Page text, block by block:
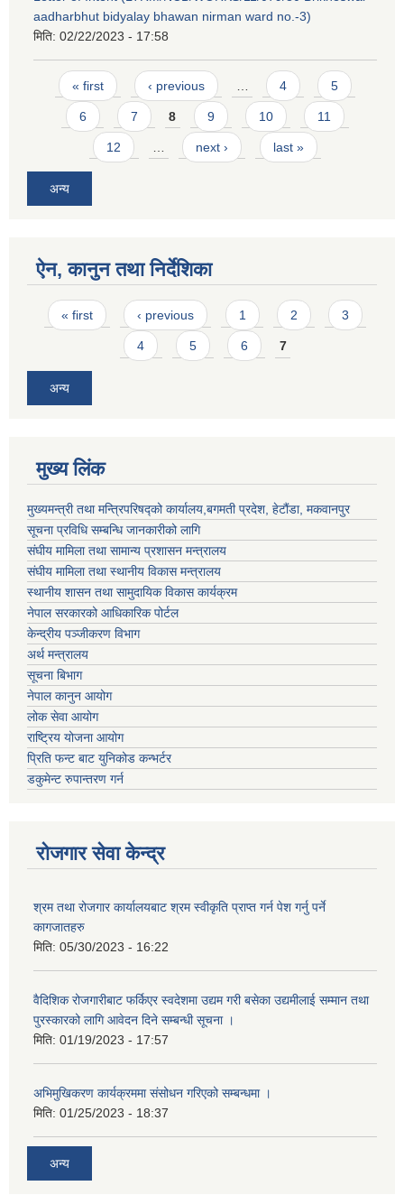
aadharbhut bidyalay bhawan nirman ward no.-3)
मिति: 02/22/2023 - 17:58
Pages
« first ‹ previous 4 5
6 7 8 9 10 11
12 next › last »
अन्य
ऐन, कानुन तथा निर्देशिका
Pages
« first ‹ previous 1 2 3
4 5 6 7
अन्य
मुख्य लिंक
मुख्यमन्त्री तथा मन्त्रिपरिषद्को कार्यालय,बगमती प्रदेश, हेटौंडा, मकवानपुर
सूचना प्रविधि सम्बन्धि जानकारीको लागि
संघीय मामिला तथा सामान्य प्रशासन मन्त्रालय
संघीय मामिला तथा स्थानीय विकास मन्त्रालय
स्थानीय शासन तथा सामुदायिक विकास कार्यक्रम
नेपाल सरकारको आधिकारिक पोर्टल
केन्द्रीय पञ्जीकरण विभाग
अर्थ मन्त्रालय
सूचना बिभाग
नेपाल कानुन आयोग
लोक सेवा आयोग
राष्ट्रिय योजना आयोग
प्रिति फन्ट बाट युनिकोड कन्भर्टर
डकुमेन्ट रुपान्तरण गर्न
रोजगार सेवा केन्द्र
श्रम तथा रोजगार कार्यालयबाट श्रम स्वीकृति प्राप्त गर्न पेश गर्नु पर्ने
कागजातहरु
मिति: 05/30/2023 - 16:22
वैदिशिक रोजगारीबाट फर्किएर स्वदेशमा उद्यम गरी बसेका उद्यमीलाई सम्मान तथा
पुरस्कारको लागि आवेदन दिने सम्बन्धी सूचना ।
मिति: 01/19/2023 - 17:57
अभिमुखिकरण कार्यक्रममा संसोधन गरिएको सम्बन्धमा ।
मिति: 01/25/2023 - 18:37
अन्य